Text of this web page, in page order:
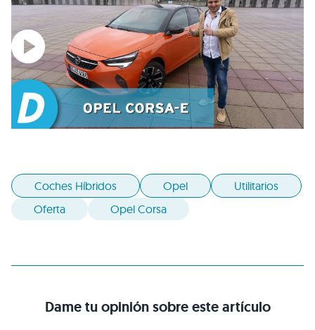
Coches Híbridos Opel
Utilitarios
Oferta
Opel Corsa
Dame tu opinión sobre este artículo